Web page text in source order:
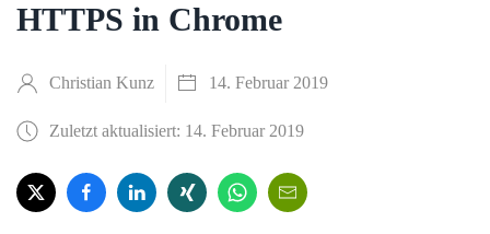
HTTPS in Chrome
Christian Kunz 14. Februar 2019
Zuletzt aktualisiert: 14. Februar 2019